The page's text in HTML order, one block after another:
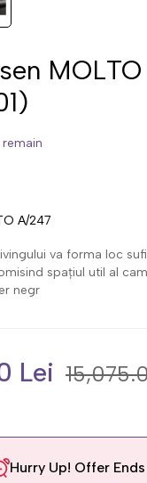
А/247
va forma loc
spațiul util al
negr
Lei
Hurry Up! Offer Ends